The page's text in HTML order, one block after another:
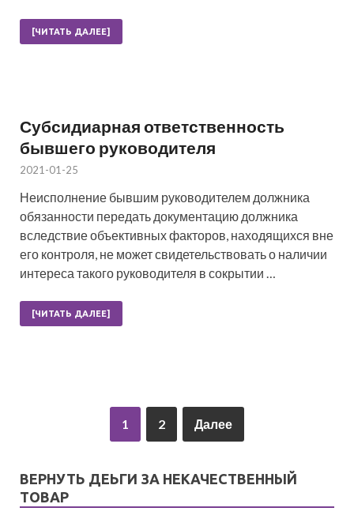
[ЧИТАТЬ ДАЛЕЕ]
Субсидиарная ответственность
бывшего руководителя
2021-01-25
Неисполнение бывшим руководителем должника
обязанности передать документацию должника
вследствие объективных факторов, находящихся вне
его контроля, не может свидетельствовать о наличии
интереса такого руководителя в сокрытии …
[ЧИТАТЬ ДАЛЕЕ]
1 2 Далее
ВЕРНУТЬ ДЕЬГИ ЗА НЕКАЧЕСТВЕННЫЙ
ТОВАР